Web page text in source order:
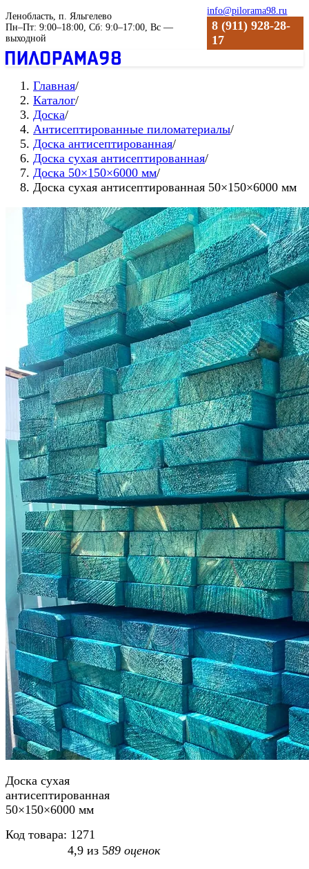
Ленобласть, п. Яльгелево
Пн–Пт: 9:00–18:00, Сб: 9:0–17:00, Вс —
выходной
info@pilorama98.ru
8 (911) 928-28-
17
Главная/
Каталог/
Доска/
Антиceптиpoвaнные пиломатериалы/
Доска антисептированная/
Доска сухая aнтиceптиpoвaнная/
Доска 50×150×6000 мм/
Доска сухая антисептированная 50×150×6000 мм
Доска сухая
антисептированная
50×150×6000 мм
Код товара: 1271
4,9 из 589 оценок